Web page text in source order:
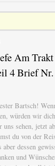
Am
4 Brief Nr.
Bartsch!
würden wir
uns sehen, jetzt
du von der
dessen
und